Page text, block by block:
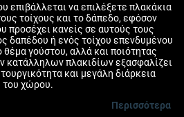
επιβάλλεται να επιλέξετε πλακάκια
τοίχους και το δάπεδο, εφόσον
προσέχει κανείς σε αυτούς τους
δαπέδου ή ενός τοίχου επενδυμένου
θέμα γούστου, αλλά και ποιότητας
κατάλληλων πλακιδίων εξασφαλίζει
και μεγάλη διάρκεια
του χώρου.
Περισσότερα